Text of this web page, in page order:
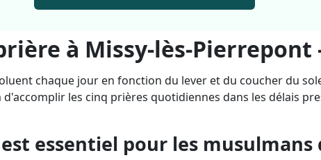
à Missy-lès-Pierrepont
chaque jour en fonction du lever et du coucher du
les cinq prières quotidiennes dans les délais
essentiel pour les musulmans